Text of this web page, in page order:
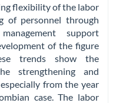
flexibility of the labor
of personnel through
support
of the figure
trends show the
strengthening and
from the year
case. The labor